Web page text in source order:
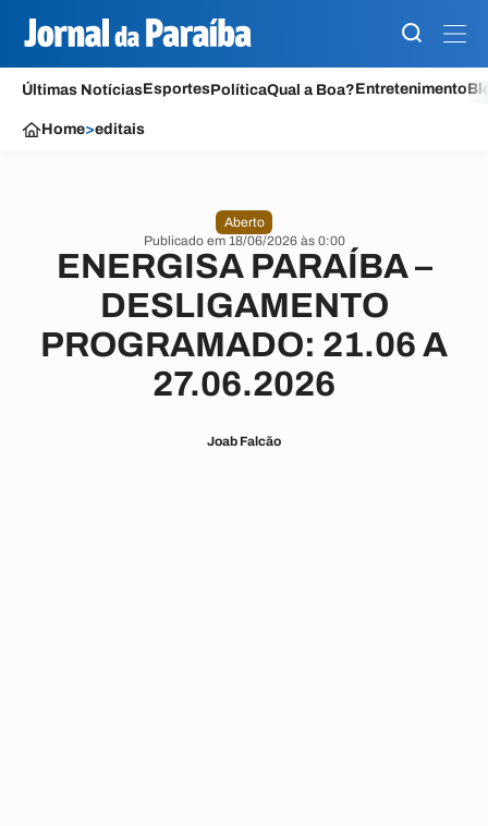
Últimas NotíciasEsportesPolíticaQual a Boa?Entretenimento
Home>editais
Aberto
Publicado em 18/06/2026 às 0:00
ENERGISA PARAÍBA –
DESLIGAMENTO
PROGRAMADO: 21.06 A
27.06.2026
Joab Falcão